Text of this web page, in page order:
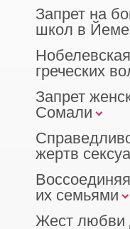
Запрет на
школ в
греческих
Запрет
Сомали
жертв
их семьями
Жест любви